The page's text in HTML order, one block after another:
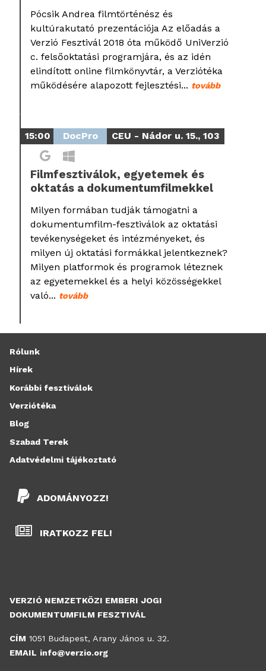
Pócsik Andrea filmtörténész és
kultúrakutató prezentációja Az előadás a
Verzió Fesztivál 2018 óta működő UniVerzió
c. felsőoktatási programjára, és az idén
elindított online filmkönyvtár, a Verziótéka
működésére alapozott fejlesztési... tovább
15:00 DocPro CEU - Nádor u. 15., 103
Filmfesztiválok, egyetemek és
oktatás a dokumentumfilmekkel
Milyen formában tudják támogatni a
dokumentumfilm-fesztiválok az oktatási
tevékenységeket és intézményeket, és
milyen új oktatási formákkal jelentkeznek?
Milyen platformok és programok léteznek
az egyetemekkel és a helyi közösségekkel
való... tovább
VERZIÓ NEMZETKÖZI EMBERI JOGI
DOKUMENTUMFILM FESZTIVÁL
CÍM 1051 Budapest, Arany János u. 32.
EMAIL info@verzio.org
ADOMÁNYOZZ!
IRATKOZZ FEL!
Rólunk
Hírek
Korábbi fesztiválok
Verziótéka
Blog
Szabad Terek
Adatvédelmi tájékoztató